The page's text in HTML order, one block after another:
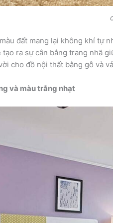
đất mang lại không khí tự
tạo ra sự cân bằng trang nhã
cho đồ nội thất bằng gỗ và
và màu trắng nhạt